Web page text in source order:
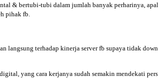
& bertubi-tubi dalam jumlah banyak perharinya,
pihak fb.
langsung terhadap kinerja server fb supaya tidak
yang cara kerjanya sudah semakin mendekati